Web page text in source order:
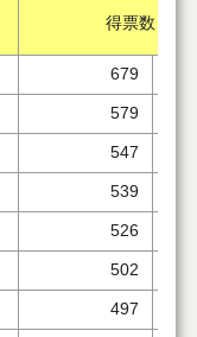
得票数
679
579
547
539
526
502
497